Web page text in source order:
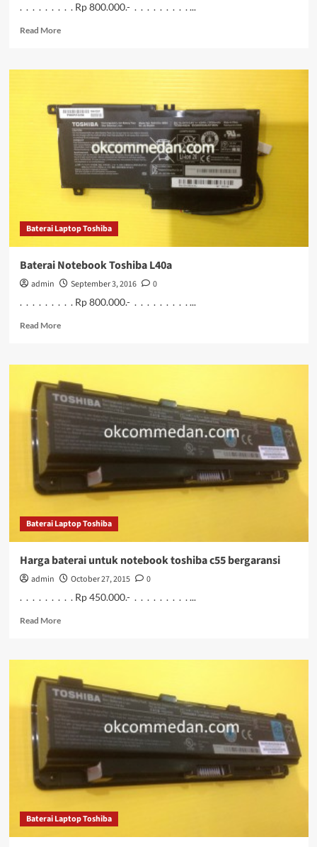
. . . . . . . . . Rp 800.000.- . . . . . . . . . ...
Read MoreRead
Harga
Toshiba
L55
Baterai Laptop Toshiba
Baterai Notebook Toshiba L40a
admin September 3, 2016
0
. . . . . . . . . Rp 800.000.- . . . . . . . . . ...
Read MoreRead
Baterai
Toshiba
L40a
Baterai Laptop Toshiba
Harga baterai untuk notebook toshiba c55 bergaransi
admin October 27, 2015
0
. . . . . . . . . Rp 450.000.- . . . . . . . . . ...
Read MoreRead
Harga
untuk
notebook
toshiba
c55
Baterai Laptop Toshiba